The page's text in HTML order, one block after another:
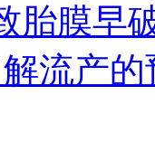
胎膜早
流产